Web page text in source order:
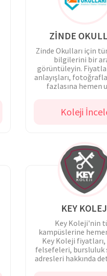
ZİNDE
Zinde Okulları için
bilgilerini bir
görüntüleyin.
anlayışları,
fazlasına hemen
Koleji
KEY
Key Koleji'nin
kampüslerine
Key Koleji
felsefeleri, bursluluk
adresleri hakkında